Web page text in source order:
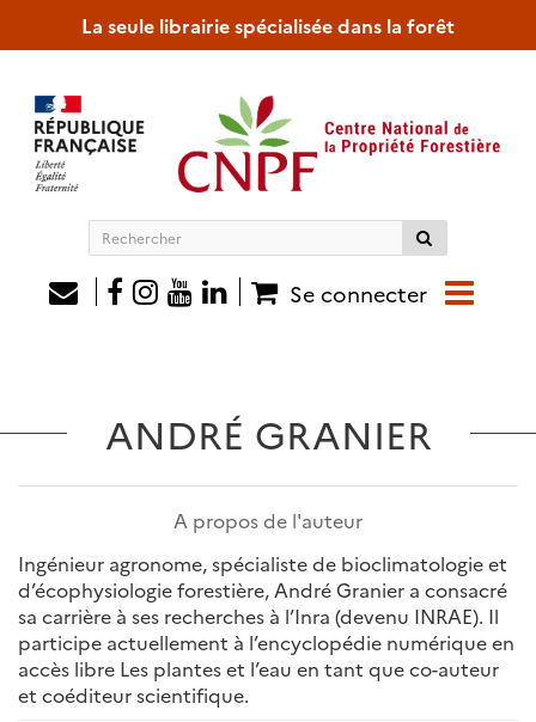
La seule librairie spécialisée dans la forêt
Rechercher
siteSe connecter
ANDRÉ GRANIER
A propos de l'auteur
Ingénieur agronome, spécialiste de bioclimatologie et
d’écophysiologie forestière, André Granier a consacré
sa carrière à ses recherches à l’Inra (devenu INRAE). Il
participe actuellement à l’encyclopédie numérique en
accès libre Les plantes et l’eau en tant que co-auteur
et coéditeur scientifique.